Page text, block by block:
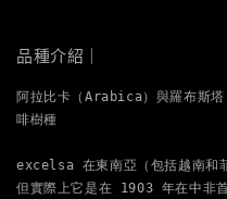
品種介紹｜
阿拉比卡（Arabica）與羅布斯
啡樹種
excelsa 在東南亞（包括越南和
但實際上它是在 1903 年在中非首